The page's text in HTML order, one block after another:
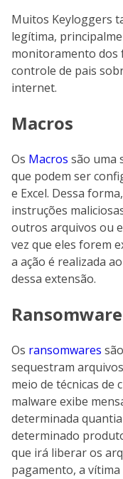
Muitos Keyloggers
legítima,
monitoramento dos
controle de pais
internet.
Macros
Os Macros são uma
que podem ser
e Excel. Dessa
instruções
outros arquivos ou
vez que eles forem
a ação é realizada
dessa extensão.
Ransomware
Os ransomwares
sequestram
meio de técnicas de
malware exibe
determinada
determinado
que irá liberar os
pagamento, a